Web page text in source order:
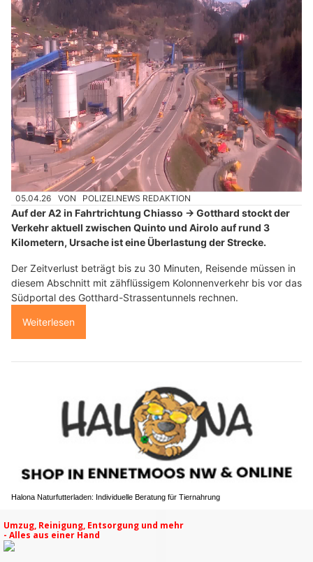
05.04.26 VON POLIZEI.NEWS REDAKTION
Auf der A2 in Fahrtrichtung Chiasso → Gotthard stockt der
Verkehr aktuell zwischen Quinto und Airolo auf rund 3
Kilometern, Ursache ist eine Überlastung der Strecke.
Der Zeitverlust beträgt bis zu 30 Minuten, Reisende müssen in
diesem Abschnitt mit zähflüssigem Kolonnenverkehr bis vor das
Südportal des Gotthard-Strassentunnels rechnen.
Weiterlesen
Halona Naturfutterladen: Individuelle Beratung für Tiernahrung